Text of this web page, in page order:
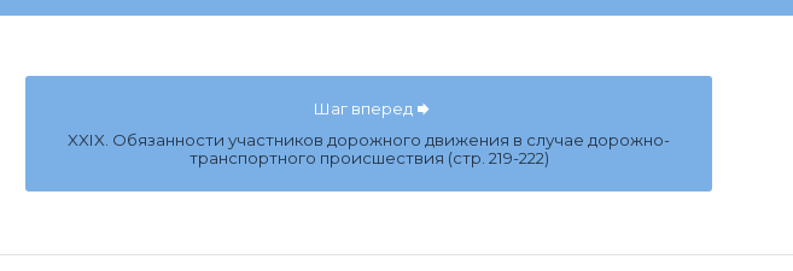
Шаг вперед
XXIX. Обязанности участников дорожного движения в случае дорожно-
транспортного происшествия (стр. 219-222)